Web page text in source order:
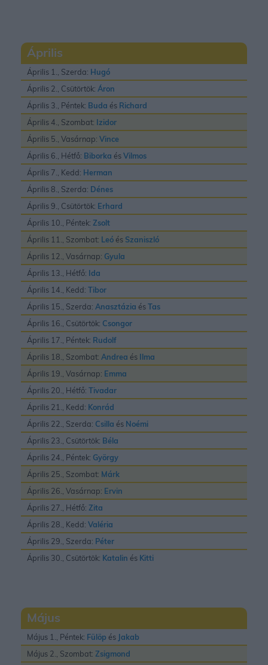
Április
Április 1., Szerda: Hugó
Április 2., Csütörtök: Áron
Április 3., Péntek: Buda és Richard
Április 4., Szombat: Izidor
Április 5., Vasárnap: Vince
Április 6., Hétfő: Biborka ésVilmos
Április 7., Kedd: Herman
Április 8., Szerda: Dénes
Április 9., Csütörtök: Erhard
Április 10., Péntek: Zsolt
Április 11., Szombat: Leó és Szaniszló
Április 12., Vasárnap: Gyula
Április 13., Hétfő: Ida
Április 14., Kedd: Tibor
Április 15., Szerda: Anasztázia ésTas
Április 16., Csütörtök: Csongor
Április 17., Péntek: Rudolf
Április 18., Szombat: Andrea és Ilma
Április 19., Vasárnap: Emma
Április 20., Hétfő: Tivadar
Április 21., Kedd: Konrád
Április 22., Szerda: Csilla és Noémi
Április 23., Csütörtök: Béla
Április 24., Péntek: György
Április 25., Szombat: Márk
Április 26., Vasárnap: Ervin
Április 27., Hétfő: Zita
Április 28., Kedd: Valéria
Április 29., Szerda: Péter
Április 30., Csütörtök: Katalin és Kitti
Május
Május 1., Péntek: Fülöp és Jakab
Május 2., Szombat: Zsigmond